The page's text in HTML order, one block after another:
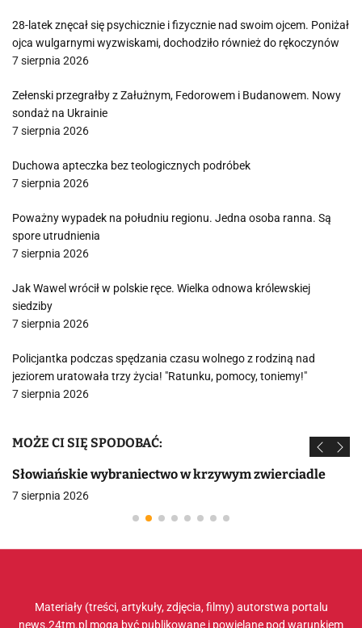
28-latek znęcał się psychicznie i fizycznie nad swoim ojcem. Poniżał
ojca wulgarnymi wyzwiskami, dochodziło również do rękoczynów
7 sierpnia 2026
Zełenski przegrałby z Załużnym, Fedorowem i Budanowem. Nowy
sondaż na Ukrainie
7 sierpnia 2026
Duchowa apteczka bez teologicznych podróbek
7 sierpnia 2026
Poważny wypadek na południu regionu. Jedna osoba ranna. Są
spore utrudnienia
7 sierpnia 2026
Jak Wawel wrócił w polskie ręce. Wielka odnowa królewskiej
siedziby
7 sierpnia 2026
Policjantka podczas spędzania czasu wolnego z rodziną nad
jeziorem uratowała trzy życia! "Ratunku, pomocy, toniemy!"
7 sierpnia 2026
MOŻE CI SIĘ SPODOBAĆ:
Słowiańskie wybraniectwo w krzywym zwierciadle
7 sierpnia 2026
Materiały (treści, artykuły, zdjęcia, filmy) autorstwa portalu
news.24tm.pl mogą być publikowane i powielane pod warunkiem